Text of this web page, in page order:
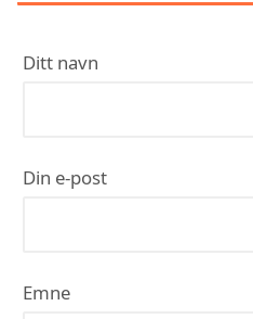
Ditt navn
Din e-post
Emne